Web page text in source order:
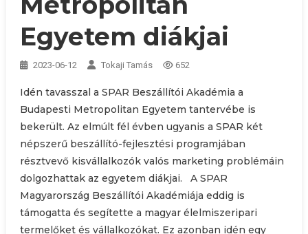
Egyetem diákjai
2023-06-12 Tokaji Tamás 652
Idén tavasszal a SPAR Beszállítói Akadémia a
Budapesti Metropolitan Egyetem tantervébe is
bekerült. Az elmúlt fél évben ugyanis a SPAR két
népszerű beszállító-fejlesztési programjában
résztvevő kisvállalkozók valós marketing problémáin
dolgozhattak az egyetem diákjai. A SPAR
Magyarország Beszállítói Akadémiája eddig is
támogatta és segítette a magyar élelmiszeripari
termelőket és vállalkozókat. Ez azonban idén egy